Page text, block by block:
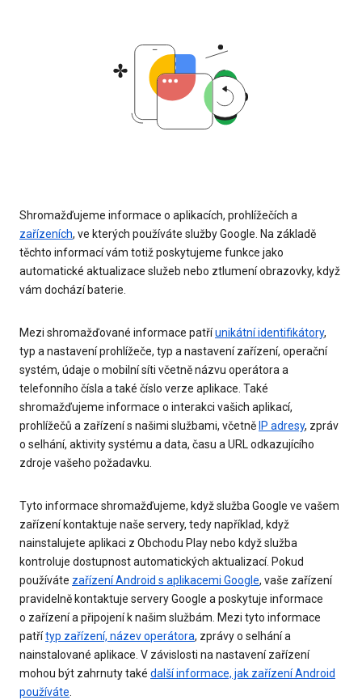
Shromažďujeme informace o aplikacích, prohlížečích a
zařízeních, ve kterých používáte služby Google. Na základě
těchto informací vám totiž poskytujeme funkce jako
automatické aktualizace služeb nebo ztlumení obrazovky, když
vám dochází baterie.
Mezi shromažďované informace patříunikátní identifikátory,
typ a nastavení prohlížeče, typ a nastavení zařízení, operační
systém, údaje o mobilní síti včetně názvu operátora a
telefonního čísla a také číslo verze aplikace. Také
shromažďujeme informace o interakci vašich aplikací,
prohlížečů a zařízení s našimi službami, včetně IP adresy, zpráv
o selhání, aktivity systému a data, času a URL odkazujícího
zdroje vašeho požadavku.
Tyto informace shromažďujeme, když služba Google ve vašem
zařízení kontaktuje naše servery, tedy například, když
nainstalujete aplikaci z Obchodu Play nebo když služba
kontroluje dostupnost automatických aktualizací. Pokud
používáte zařízení Android s aplikacemi Google, vaše zařízení
pravidelně kontaktuje servery Google a poskytuje informace
o zařízení a připojení k našim službám. Mezi tyto informace
patřítyp zařízení, název operátora, zprávy o selhání a
nainstalované aplikace. V závislosti na nastavení zařízení
mohou být zahrnuty také další informace, jak zařízení Android
používáte.